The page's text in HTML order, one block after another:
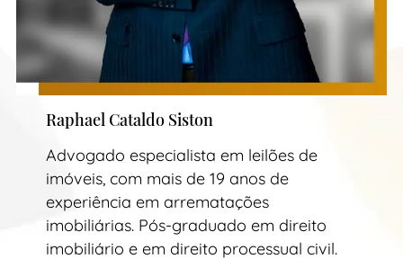
Raphael Cataldo Siston
Advogado especialista em leilões de
imóveis, com mais de 19 anos de
experiência em arrematações
imobiliárias. Pós-graduado em direito
imobiliário e em direito processual civil.